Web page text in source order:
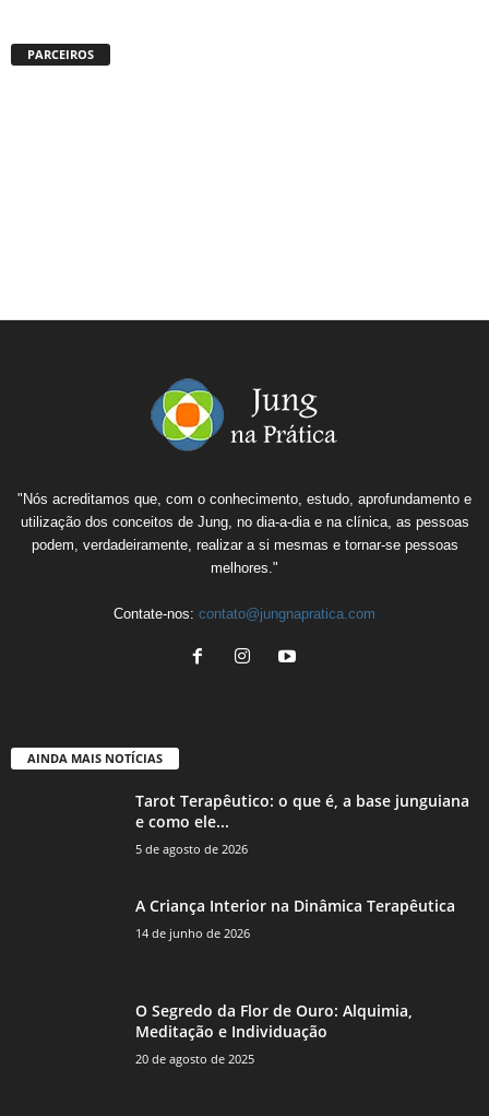
PARCEIROS
"Nós acreditamos que, com o conhecimento, estudo, aprofundamento e
utilização dos conceitos de Jung, no dia-a-dia e na clínica, as pessoas
podem, verdadeiramente, realizar a si mesmas e tornar-se pessoas
melhores."
Contate-nos: contato@jungnapratica.com
AINDA MAIS NOTÍCIAS
Tarot Terapêutico: o que é, a base junguiana
e como ele...
5 de agosto de 2026
A Criança Interior na Dinâmica Terapêutica
14 de junho de 2026
O Segredo da Flor de Ouro: Alquimia,
Meditação e Individuação
20 de agosto de 2025